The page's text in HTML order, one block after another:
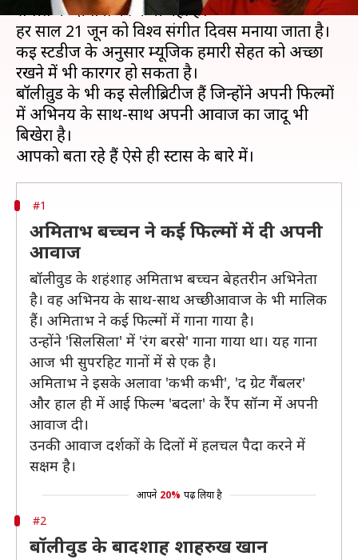
संगीत के दीवानों की कमी नहीं है।
हर साल 21 जून को विश्व संगीत दिवस मनाया जाता है।
कई स्टडीज के अनुसार म्यूजिक हमारी सेहत को अच्छा
रखने में भी कारगर हो सकता है।
बॉलीवु़ड के भी कई सेलीब्रिटीज हैं जिन्होंने अपनी फिल्मों
में अभिनय के साथ-साथ अपनी आवाज का जादू भी
बिखेरा है।
#1
अमिताभ बच्चन ने कई फिल्मों में दी अपनी
आवाज
बॉलीवुड के शहंशाह अमिताभ बच्चन बेहतरीन अभिनेता
है। वह अभिनय के साथ-साथ अच्छी आवाज के भी मालिक
हैं। अमिताभ ने कई फिल्मों में गाना गाया है।
उन्होंने 'सिलसिला' में 'रंग बरसे' गाना गाया था। यह गाना
आज भी सुपरहिट गानों में से एक है।
अमिताभ ने इसके अलावा 'कभी कभी', 'द ग्रेट गैंबलर'
और हाल ही में आई फिल्म 'बदला' के रैंप सॉन्ग में अपनी
आवाज दी।
उनकी आवाज दर्शकों के दिलों में हलचल पैदा करने में
सक्षम है।
आपने 20% पढ़ लिया है
#2
बॉलीवुड के बादशाह शाहरुख खान